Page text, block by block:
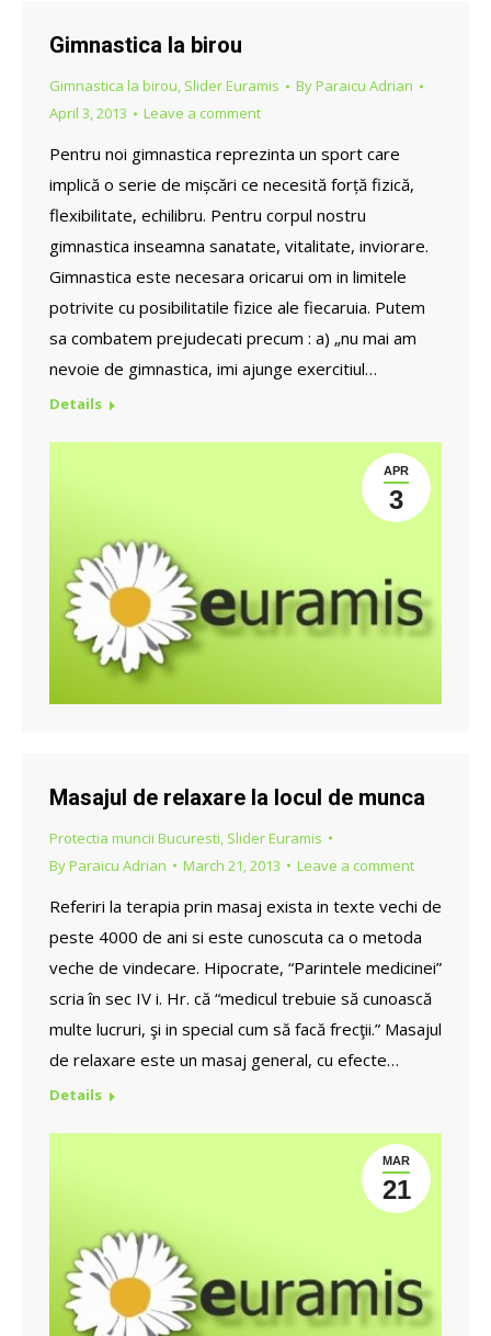
Gimnastica la birou
Gimnastica la birou, Slider Euramis ByParaicu Adrian
April 3, 2013
Leave a comment
Pentru noi gimnastica reprezinta un sport care
implică o serie de mișcări ce necesită forță fizică,
flexibilitate, echilibru. Pentru corpul nostru
gimnastica inseamna sanatate, vitalitate, inviorare.
Gimnastica este necesara oricarui om in limitele
potrivite cu posibilitatile fizice ale fiecaruia. Putem
sa combatem prejudecati precum : a) „nu mai am
nevoie de gimnastica, imi ajunge exercitiul…
Details
APR
3
Masajul de relaxare la locul de munca
Protectia muncii Bucuresti, Slider Euramis
ByParaicu Adrian March 21, 2013 Leave a comment
Referiri la terapia prin masaj exista in texte vechi de
peste 4000 de ani si este cunoscuta ca o metoda
veche de vindecare. Hipocrate, “Parintele medicinei”
scria în sec IV i. Hr. că “medicul trebuie să cunoască
multe lucruri, şi in special cum să facă frecţii.” Masajul
de relaxare este un masaj general, cu efecte…
Details
MAR
21